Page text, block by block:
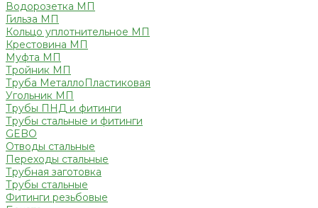
Водорозетка МП
Гильза МП
Кольцо уплотнительное МП
Крестовина МП
Муфта МП
Тройник МП
Труба МеталлоПластиковая
Угольник МП
Трубы ПНД и фитинги
Трубы стальные и фитинги
GEBO
Отводы стальные
Переходы стальные
Трубная заготовка
Трубы стальные
Фитинги резьбовые